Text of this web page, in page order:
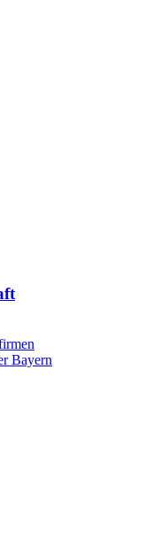
Bayern